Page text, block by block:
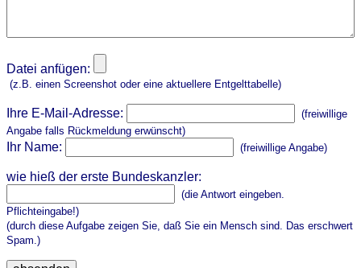
Datei anfügen:
(z.B. einen Screenshot oder eine aktuellere Entgelttabelle)
Ihre E-Mail-Adresse:
(freiwillige
Angabe falls Rückmeldung erwünscht)
Ihr Name: (freiwillige Angabe)
wie hieß der erste Bundeskanzler:
(die Antwort eingeben.
Pflichteingabe!)
(durch diese Aufgabe zeigen Sie, daß Sie ein Mensch sind. Das erschwert
Spam.)